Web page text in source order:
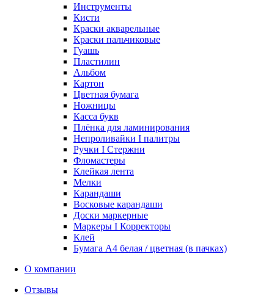
Инструменты
Кисти
Краски акварельные
Краски пальчиковые
Гуашь
Пластилин
Альбом
Картон
Цветная бумага
Ножницы
Касса букв
Плёнка для ламинирования
Непроливайки I палитры
Ручки I Стержни
Фломастеры
Клейкая лента
Мелки
Карандаши
Восковые карандаши
Доски маркерные
Маркеры I Корректоры
Клей
Бумага А4 белая / цветная (в пачках)
О компании
Отзывы